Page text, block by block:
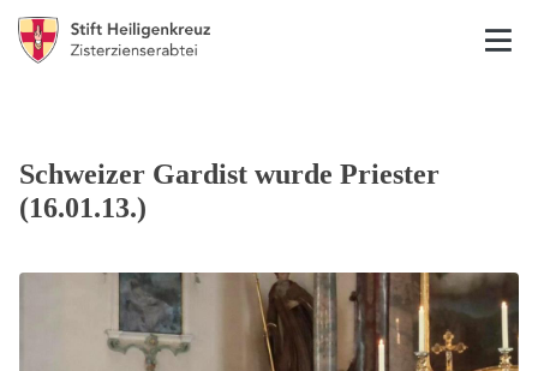
Schweizer Gardist wurde Priester
(16.01.13.)